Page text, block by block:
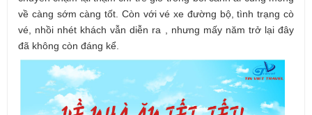
về càng sớm càng tốt. Còn vớivé xe đường bộ, tình trạng cò
vé, nhồi nhét khách vẫn diễn ra , nhưng mấy năm trở lại đây
đã không còn đáng kể.